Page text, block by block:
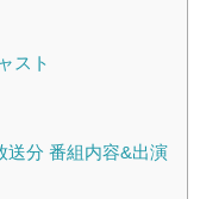
スト
分 番組内容&出演